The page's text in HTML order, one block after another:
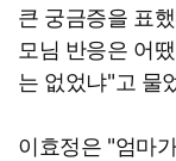
큰 궁금증을 표
모님 반응은 어
는 없었냐"고 물
이효정은 "엄마